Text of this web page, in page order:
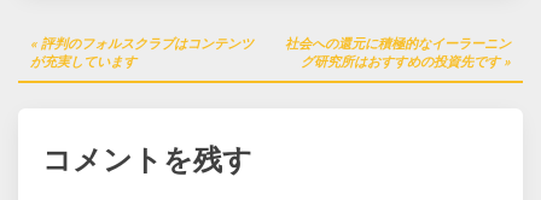
投
稿
ゲ
評判のフォルスクラブはコンテンツ
が充実しています
社会への還元に積極的なイーラーニン
グ研究所はおすすめの投資先です
コメントを残す